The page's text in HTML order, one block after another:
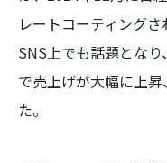
レートコーティングさ
SNS上でも話題とな
で売上げが大幅に上
た。